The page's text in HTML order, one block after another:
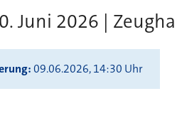
Juni 2026 |
09.06.2026, 14:30 Uhr